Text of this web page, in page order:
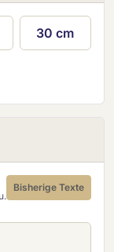
30 cm
Bisherige Texte